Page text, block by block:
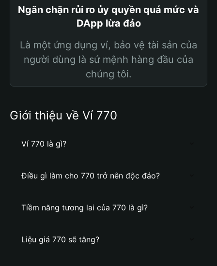
Ngăn chặn rủi ro ủy quyền quá mức và
DApp lừa đảo
Là một ứng dụng ví, bảo vệ tài sản của
người dùng là sứ mệnh hàng đầu của
chúng tôi.
Giới thiệu về Ví 770
Ví 770 là gì?
Điều gì làm cho 770 trở nên độc đáo?
Tiềm năng tương lai của 770 là gì?
Liệu giá 770 sẽ tăng?